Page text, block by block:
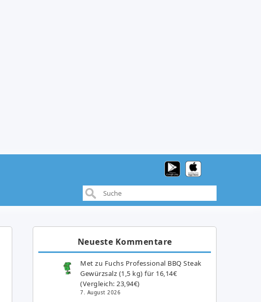
Neueste Kommentare
Met zu Fuchs Professional BBQ Steak
Gewürzsalz (1,5 kg) für 16,14€
(Vergleich: 23,94€)
7. August 2026